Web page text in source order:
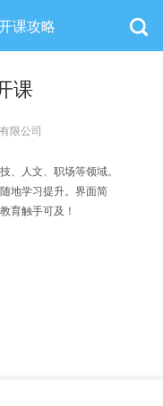
课攻略
课
限公司
、人文、职场等领域。
地学习提升。界面简
育触手可及！